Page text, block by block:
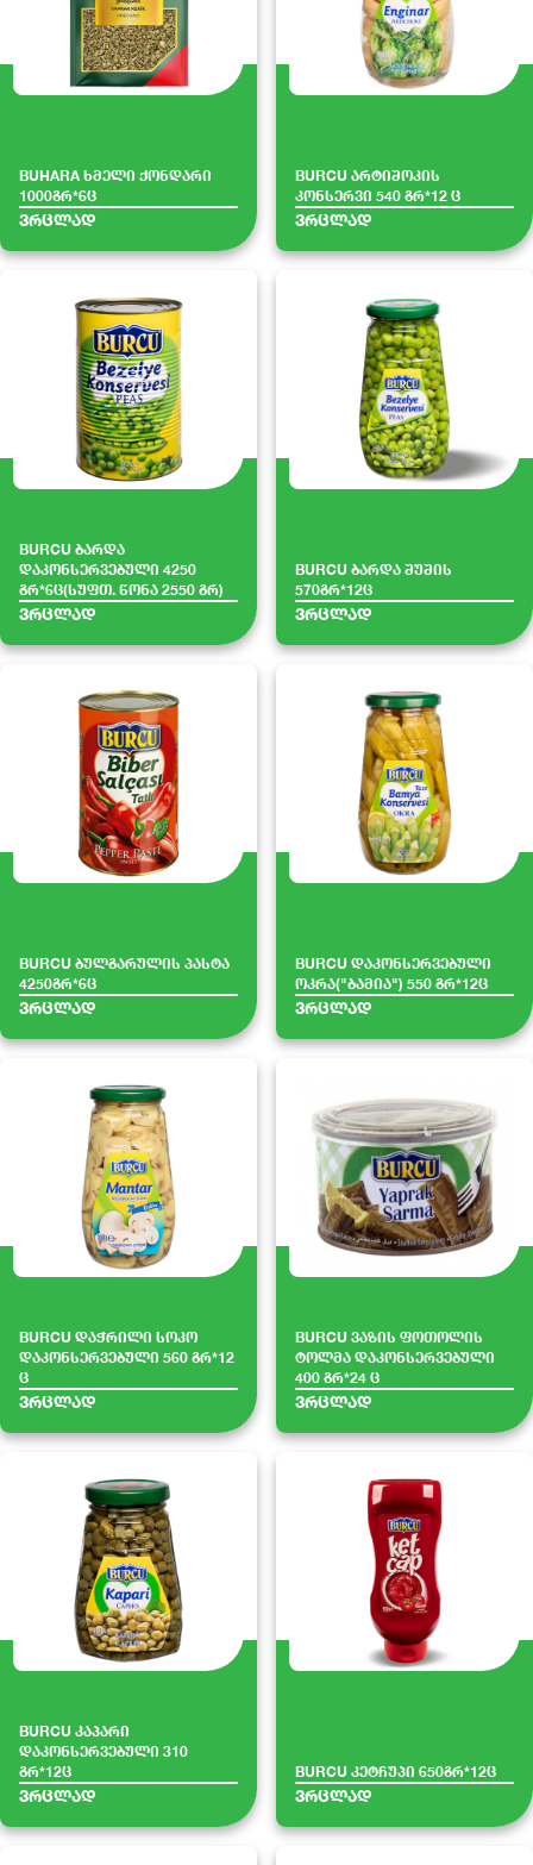
BUHARA ხმელი ქონდარი
1000გრ*6ც
ვრცლად
BURCU არტიშოკის
კონსერვი 540 გრ*12 ც
ვრცლად
BURCU ბარდა
დაკონსერვებული 4250
გრ*6ც(სუფთ. წონა 2550 გრ)
ვრცლად
BURCU ბარდა შუშის
570გრ*12ც
ვრცლად
BURCU ბულგარულის პასტა
4250გრ*6ც
ვრცლად
BURCU დაკონსერვებული
ოკრა("ბამია") 550 გრ*12ც
ვრცლად
BURCU დაჭრილი სოკო
დაკონსერვებული 560 გრ*12
ც
ვრცლად
BURCU ვაზის ფოთოლის
ტოლმა დაკონსერვებული
400 გრ*24 ც
ვრცლად
BURCU კაპარი
დაკონსერვებული 310
გრ*12ც
ვრცლად
BURCU კეტჩუპი 650გრ*12ც
ვრცლად